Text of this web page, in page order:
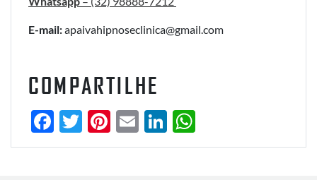
E-mail:apaivahipnoseclinica@gmail.com
COMPARTILHE
Facebook
Twitter
Pinterest
EmailLinkedIn